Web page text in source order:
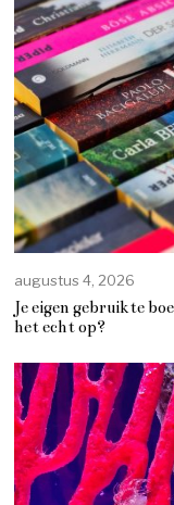
augustus 4, 2026
Je eigen gebruikte
het echt op?